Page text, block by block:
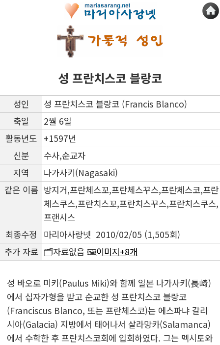
성 프란치스코 블랑코
성인
성 프란치스코 블랑코 (Francis Blanco)
축일
2월 6일
활동년도 +1597년
신분
수사,순교자
지역
나가사키(Nagasaki)
같은 이름 방지거,프란체스꼬,프란체스꾸스,프란체스코,프란
체스쿠스,프란치스꼬,프란치스꾸스,프란치스쿠스,
프랜시스
최종수정
마리아사랑넷 2010/02/05 (1,505회)
추가 자료 🗂️자료없음 🖼️이미지+8개
성 바오로 미키(Paulus Miki)와 함께 일본 나가사키(長崎)
에서 십자가형을 받고 순교한 성 프란치스코 블랑코
(Franciscus Blanco, 또는 프란체스코)는 에스파냐 갈리
시아(Galacia) 지방에서 태어나서 살라망카(Salamanca)
에서 수학한 후 프란치스코회에 입회하였다. 그는 멕시토와